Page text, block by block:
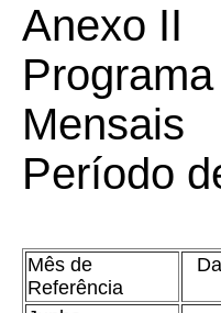
Anexo II
Mensais
Período
Mês de
Referência